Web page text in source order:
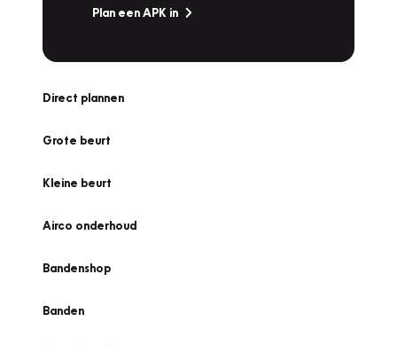
Plan een APK in
Direct plannen
Grote beurt
Kleine beurt
Airco onderhoud
Bandenshop
Banden